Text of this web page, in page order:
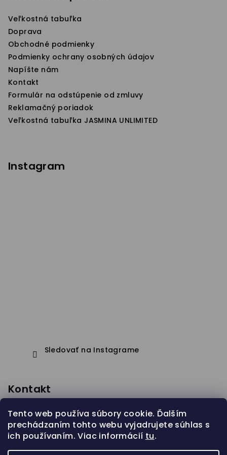
Tento web používa súbory cookie. Ďalším
prechádzaním tohto webu vyjadrujete súhlas s
ich používaním. Viac informácií tu.
Veľkostná tabuľka
Doprava
Obchodné podmienky
Podmienky ochrany osobných údajov
Napíšte nám
Kontakt
Formulár na odstúpenie od zmluvy
Reklamačný poriadok
Veľkostná tabuľka JASMINA UNLIMITED
Instagram
Sledovať na Instagrame
Kontakt
eshop @janapistejova.com